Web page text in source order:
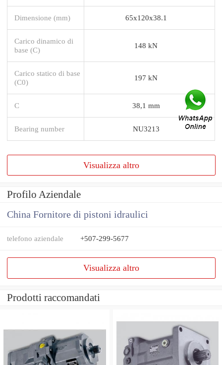
Dimensione (mm) 65x120x38.1
Carico dinamico di
base (C)
148 kN
Carico statico di base
(C0)
197 kN
C 38,1 mm
Bearing number NU3213
Visualizza altro
Profilo Aziendale
China Fornitore di pistoni idraulici
telefono aziendale +507-299-5677
Visualizza altro
Prodotti raccomandati